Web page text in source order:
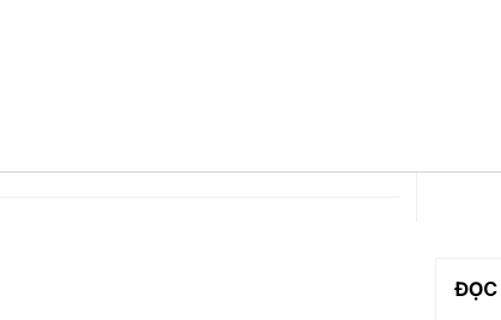
ĐỌC